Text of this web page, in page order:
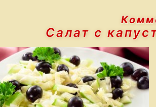
Салат с